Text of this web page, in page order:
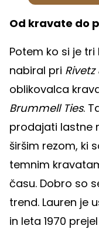
Od kravate do
Potem ko si je
nabiral pri
oblikovalca
Brummell Ties.
prodajati lastne
širšim rezom, ki
temnim
času. Dobro so
trend. Lauren je
in leta 1970